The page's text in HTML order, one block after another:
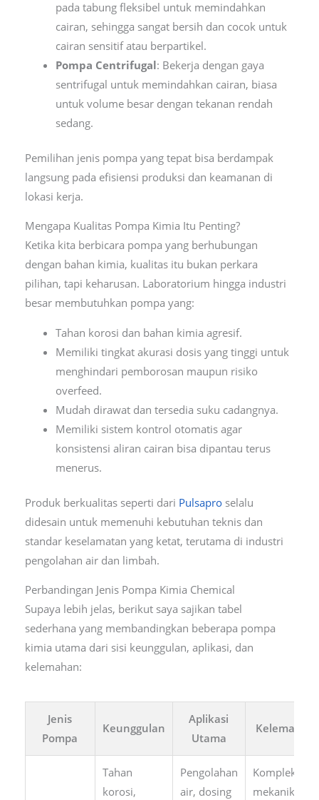
pada tabung fleksibel untuk memindahkan
cairan, sehingga sangat bersih dan cocok untuk
cairan sensitif atau berpartikel.
Pompa Centrifugal: Bekerja dengan gaya
sentrifugal untuk memindahkan cairan, biasa
untuk volume besar dengan tekanan rendah
sedang.
Pemilihan jenis pompa yang tepat bisa berdampak
langsung pada efisiensi produksi dan keamanan di
lokasi kerja.
Mengapa Kualitas Pompa Kimia Itu Penting?
Ketika kita berbicara pompa yang berhubungan
dengan bahan kimia, kualitas itu bukan perkara
pilihan, tapi keharusan. Laboratorium hingga industri
besar membutuhkan pompa yang:
Tahan korosi dan bahan kimia agresif.
Memiliki tingkat akurasi dosis yang tinggi untuk
menghindari pemborosan maupun risiko
overfeed.
Mudah dirawat dan tersedia suku cadangnya.
Memiliki sistem kontrol otomatis agar
konsistensi aliran cairan bisa dipantau terus
menerus.
Produk berkualitas seperti dari Pulsaproselalu
didesain untuk memenuhi kebutuhan teknis dan
standar keselamatan yang ketat, terutama di industri
pengolahan air dan limbah.
Perbandingan Jenis Pompa Kimia Chemical
Supaya lebih jelas, berikut saya sajikan tabel
sederhana yang membandingkan beberapa pompa
kimia utama dari sisi keunggulan, aplikasi, dan
kelemahan:
Jenis
Pompa
Keunggulan
Aplikasi
Utama
Kelemahan
Tahan
korosi,
Pengolahan
air, dosing
Kompleksitas
mekanik